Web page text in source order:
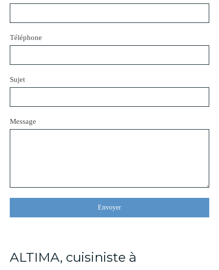
Téléphone
Sujet
Message
Envoyer
ALTIMA, cuisiniste à